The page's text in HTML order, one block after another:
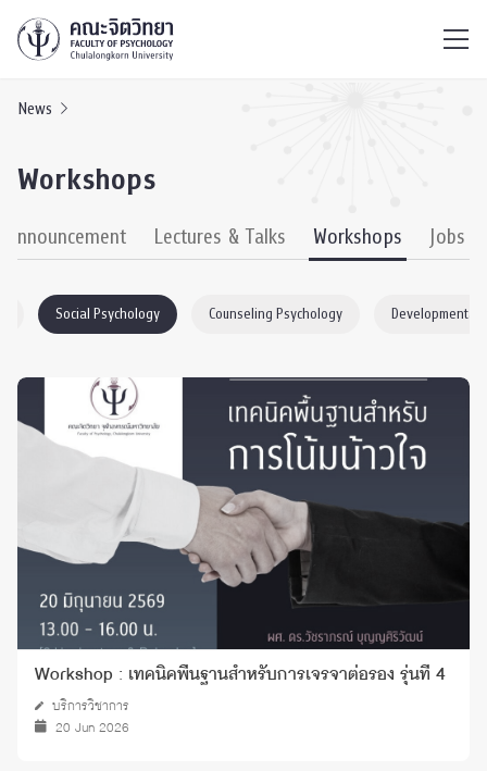
News
Workshops
Lectures & Talks Workshops Jobs
Social Psychology Counseling Psychology Developmental
Workshop : เทคนิคพื้นฐานสำหรับการเจรจาต่อรอง รุ่นที่ 4
บริการวิชาการ
20 Jun 2026